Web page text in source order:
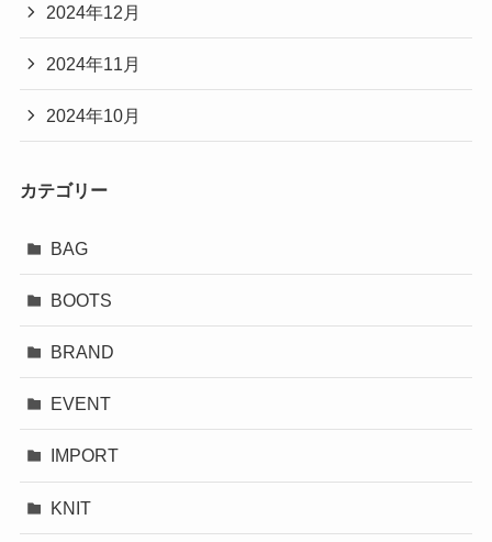
2025年1月
2024年12月
2024年11月
2024年10月
カテゴリー
BAG
BOOTS
BRAND
EVENT
IMPORT